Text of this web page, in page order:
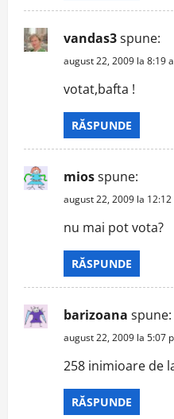
vandas3spune:
august 22, 2009 la 8:19
votat,bafta !
RĂSPUNDE
miosspune:
august 22, 2009 la
nu mai pot vota?
RĂSPUNDE
barizoana spune:
august 22, 2009 la 5:07
258 inimioare de
RĂSPUNDE